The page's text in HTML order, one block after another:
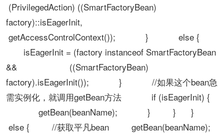
(PrivilegedAction) ((SmartFactoryBean)
factory)::isEagerInit,
getAccessControlContext()); } else {
isEagerInit = (factory instanceof SmartFactoryBean
&& ((SmartFactoryBean)
factory).isEagerInit()); } //如果这个bean急
需实例化，就调用getBean方法 if (isEagerInit) {
getBean(beanName); } } }
else { //获取平凡bean getBean(beanName);